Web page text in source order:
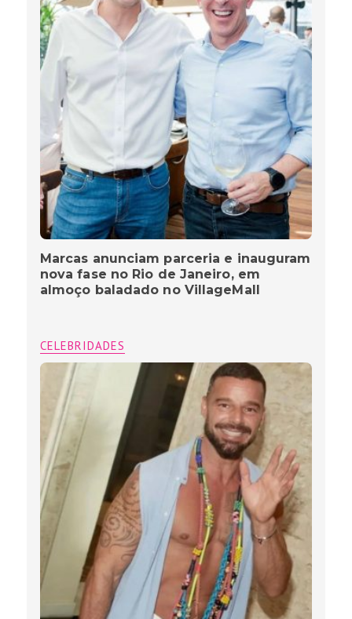
Marcas anunciam parceria e inauguram
nova fase no Rio de Janeiro, em
almoço baladado no VillageMall
CELEBRIDADES